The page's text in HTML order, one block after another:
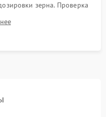
зерна. Проверка
температуры напитка и
отсутствия посторонних